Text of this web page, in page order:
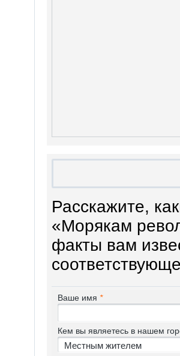
Расскажите,
«Морякам
факты вам
Ваше имя *
Кем вы являетесь в нашем